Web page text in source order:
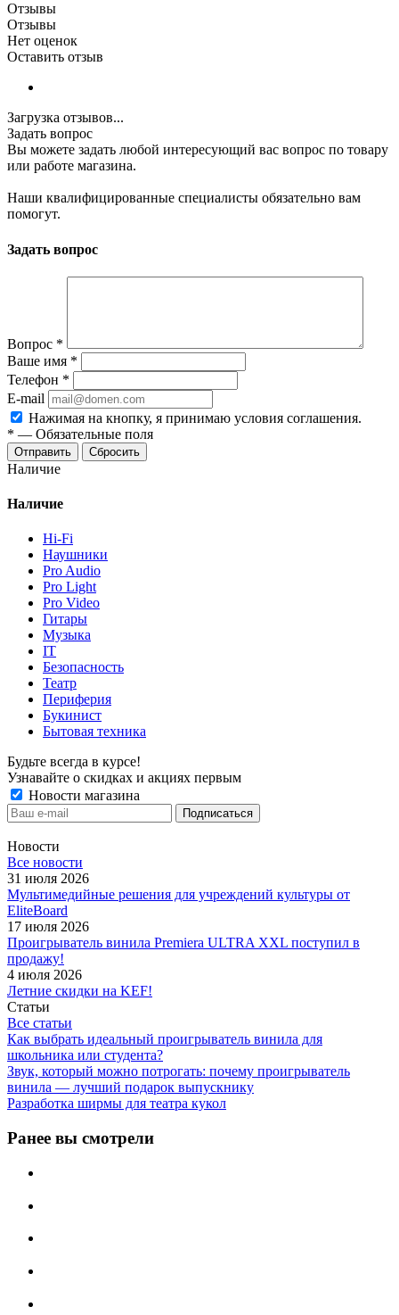
Отзывы
Отзывы
Нет оценок
Оставить отзыв
Загрузка отзывов...
Задать вопрос
Вы можете задать любой интересующий вас вопрос по товару
или работе магазина.
Наши квалифицированные специалисты обязательно вам
помогут.
Задать вопрос
Вопрос *
Ваше имя *
Телефон *
E-mail
Нажимая на кнопку, я принимаю условия соглашения.
* — Обязательные поля
Отправить Сбросить
Наличие
Наличие
Hi-Fi
Наушники
Pro Audio
Pro Light
Pro Video
Гитары
Музыка
IT
Безопасность
Театр
Периферия
Букинист
Бытовая техника
Будьте всегда в курсе!
Узнавайте о скидках и акциях первым
Новости магазина
Новости
Все новости
31 июля 2026
Мультимедийные решения для учреждений культуры от
EliteBoard
17 июля 2026
Проигрыватель винила Premiera ULTRA XXL поступил в
продажу!
4 июля 2026
Летние скидки на KEF!
Статьи
Все статьи
Как выбрать идеальный проигрыватель винила для
школьника или студента?
Звук, который можно потрогать: почему проигрыватель
винила — лучший подарок выпускнику
Разработка ширмы для театра кукол
Ранее вы смотрели